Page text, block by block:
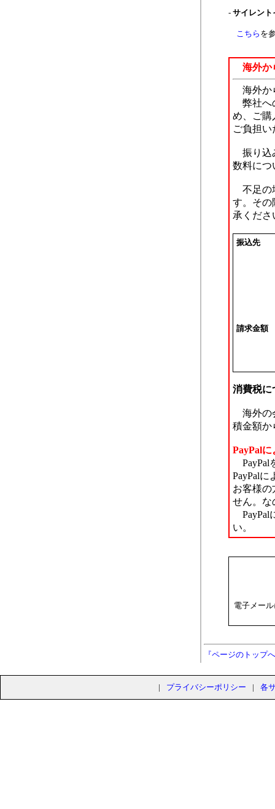
サイレント
こちら を
海外か
海外か
弊社へ
め、ご購
ご負担
振り込
数料につ
不足の
す。その
承くださ
振込先
請求金額
消費税に
海外の
積金額か
PayPal
PayPal
PayPal
お客様の
せん。な
PayPal
い。
電子メー
『ページのトップ
| プライバシーポリシー | 各